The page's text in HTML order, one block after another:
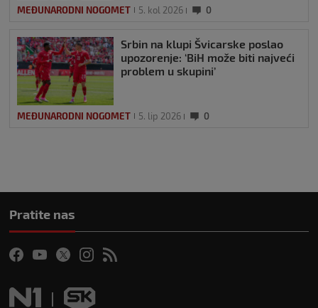
MEĐUNARODNI NOGOMET 5. kol 2026 0
Srbin na klupi Švicarske poslao
upozorenje: ‘BiH može biti najveći
problem u skupini’
MEĐUNARODNI NOGOMET 5. lip 2026 0
Pratite nas